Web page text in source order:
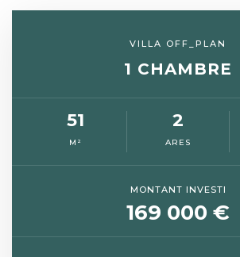
VILLA OFF_PLAN
1 CHAMBRE
51
M²
2
ARES
MONTANT INVESTI
169 000 €